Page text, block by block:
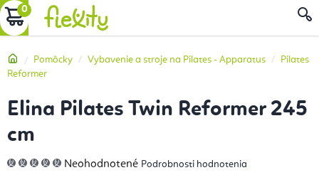
Prejsť
na
NÁKUPNÝ
DomovPomôcky Vybavenie a stroje na Pilates - Apparatus
Pilates
Reformer
Elina Pilates Twin Reformer 245
cm
Priemerné
hodnotenie
Neohodnotené Podrobnosti hodnotenia